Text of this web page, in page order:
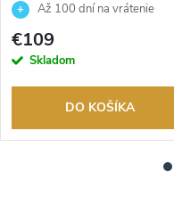
Až 100 dní na vrátenie
tovaru. Autorizovaný predajca.
€109
Skladom
DO KOŠÍKA